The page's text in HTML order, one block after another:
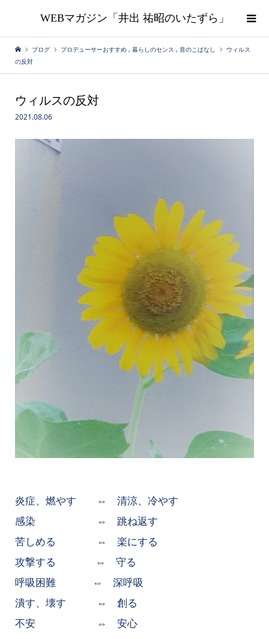
WEBマガジン「井出 祐昭のいたずら」
ブログ プロデューサーおすすめ , 暮らしのセンス , 音のこばなし
ウィルス
の反対
ウィルスの反対
2021.08.06
炎症、燃やす ⇔ 清涼、冷やす
感染 ⇔ 跳ね返す
苦しめる ⇔ 楽にする
攻撃する ⇔ 守る
呼吸困難 ⇔ 深呼吸
潰す、壊す ⇔ 創る
不安 ⇔ 安心